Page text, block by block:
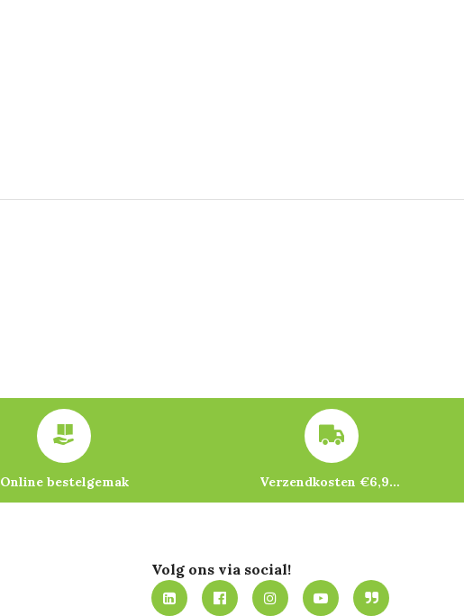
Online bestelgemak Verzendkosten €6,95 – gratis bij je eerste bestelling vanaf €200
Volg ons via social!